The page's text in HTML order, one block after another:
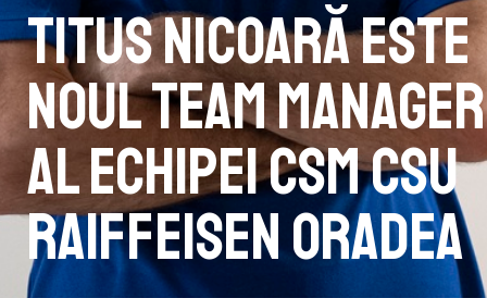
Titus Nicoară este
noul team manager
al echipei CSM CSU
Raiffeisen Oradea